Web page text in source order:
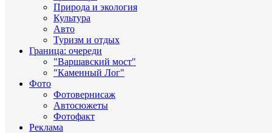
Природа и экология
Культура
Авто
Туризм и отдых
Граница: очереди
"Варшавский мост"
"Каменный Лог"
Фото
Фотовернисаж
Автосюжеты
Фотофакт
Реклама